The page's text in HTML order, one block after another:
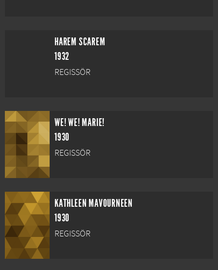
HAREM SCAREM
1932
REGISSÖR
WE! WE! MARIE!
1930
REGISSÖR
KATHLEEN MAVOURNEEN
1930
REGISSÖR